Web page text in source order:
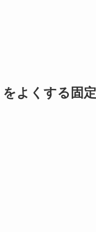
をよくする固